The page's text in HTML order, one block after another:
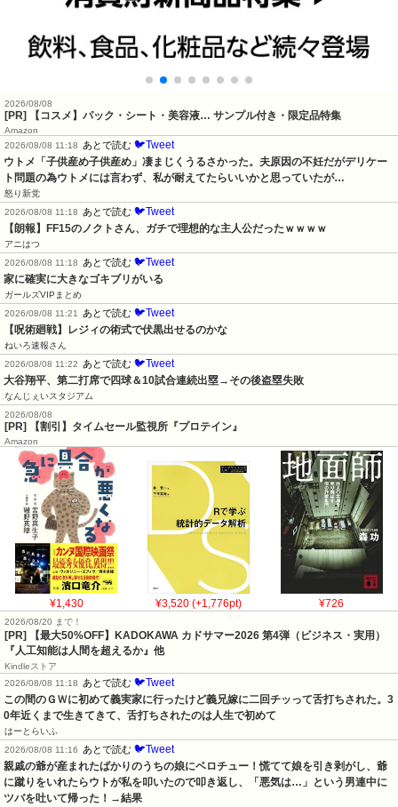
2026/08/08
[PR] 【コスメ】パック・シート・美容液… サンプル付き・限定品特集
Amazon
2026/08/08 11:18
あとで読む 🐦Tweet
ウトメ「子供産め子供産め」凄まじくうるさかった。夫原因の不妊だがデリケー
ト問題の為ウトメには言わず、私が耐えてたらいいかと思っていたが…
怒り新党
2026/08/08 11:18
あとで読む 🐦Tweet
【朗報】FF15のノクトさん、ガチで理想的な主人公だったｗｗｗｗ
アニはつ
2026/08/08 11:18
あとで読む 🐦Tweet
家に確実に大きなゴキブリがいる
ガールズVIPまとめ
2026/08/08 11:21
あとで読む 🐦Tweet
【呪術廻戦】レジィの術式で伏黒出せるのかな
ねいろ速報さん
2026/08/08 11:22
あとで読む 🐦Tweet
大谷翔平、第二打席で四球＆10試合連続出塁→その後盗塁失敗
なんじぇいスタジアム
2026/08/08
[PR] 【割引】タイムセール監視所『プロテイン』
Amazon
¥1,430 ¥3,520 (+1,776pt) ¥726
2026/08/20 まで！
[PR]
【最大50%OFF】KADOKAWA カドサマー2026 第4弾（ビジネス・実用）
『人工知能は人間を超えるか』他
Kindleストア
2026/08/08 11:18
あとで読む 🐦Tweet
この間のＧＷに初めて義実家に行ったけど義兄嫁に二回チッって舌打ちされた。3
0年近くまで生きてきて、舌打ちされたのは人生で初めて
はーとらいふ
2026/08/08 11:16
あとで読む 🐦Tweet
親戚の爺が産まれたばかりのうちの娘にベロチュー！慌てて娘を引き剥がし、爺
に蹴りをいれたらウトが私を叩いたので叩き返し、「悪気は…」という男連中に
ツバを吐いて帰った！→結果